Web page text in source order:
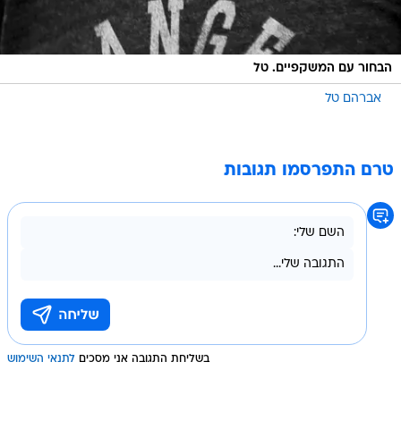
הבחור עם המשקפיים. טל
אברהם טל
טרם התפרסמו תגובות
בשליחת התגובה אני מסכים לתנאי השימוש